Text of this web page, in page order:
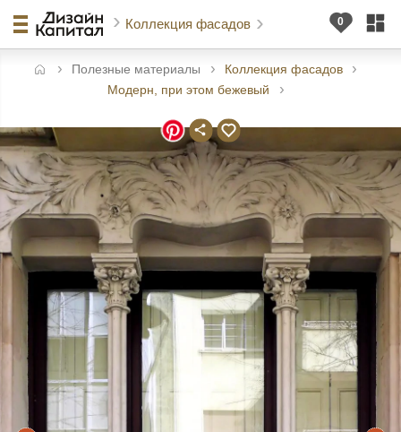
Коллекция фасадов
Полезные материалы
Коллекция фасадов
Модерн, при этом бежевый